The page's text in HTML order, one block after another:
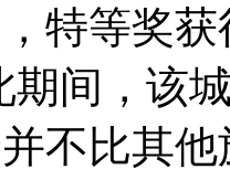
特等奖
期间，该
不比其